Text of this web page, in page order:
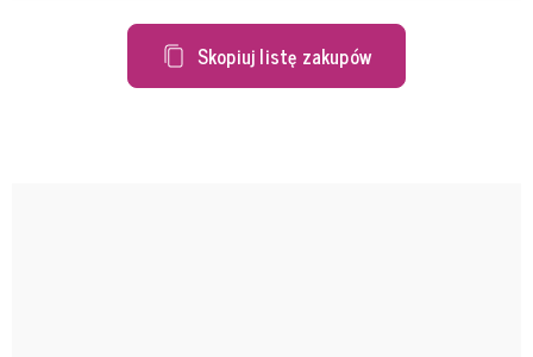
Skopiuj listę zakupów